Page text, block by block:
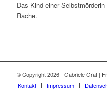
Das Kind einer
Rache.
© Copyright 2026 - Gabriele Graf |
Kontakt
Impressum